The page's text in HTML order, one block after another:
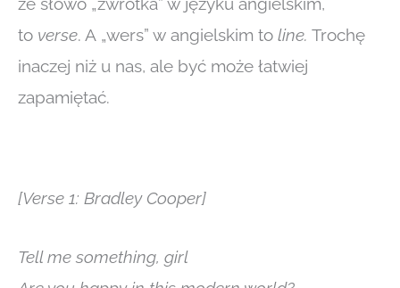
to verse. A „wers” w angielskim to line. Trochę
inaczej niż u nas, ale być może łatwiej
zapamiętać.
[Verse 1: Bradley Cooper]
Tell me something, girl